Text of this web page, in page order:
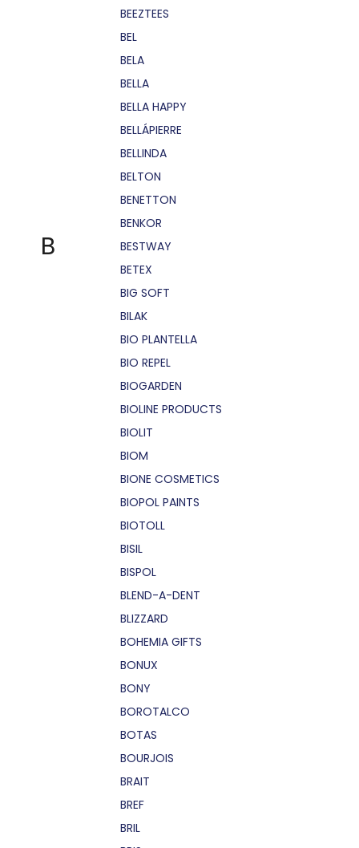
B
BEEZTEES
BEL
BELA
BELLA
BELLA HAPPY
BELLÁPIERRE
BELLINDA
BELTON
BENETTON
BENKOR
BESTWAY
BETEX
BIG SOFT
BILAK
BIO PLANTELLA
BIO REPEL
BIOGARDEN
BIOLINE PRODUCTS
BIOLIT
BIOM
BIONE COSMETICS
BIOPOL PAINTS
BIOTOLL
BISIL
BISPOL
BLEND-A-DENT
BLIZZARD
BOHEMIA GIFTS
BONUX
BONY
BOROTALCO
BOTAS
BOURJOIS
BRAIT
BREF
BRIL